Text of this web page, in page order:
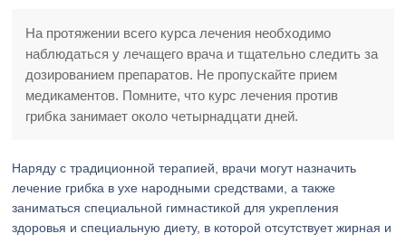
На протяжении всего курса лечения необходимо
наблюдаться у лечащего врача и тщательно следить за
дозированием препаратов. Не пропускайте прием
медикаментов. Помните, что курс лечения против
грибка занимает около четырнадцати дней.
Наряду с традиционной терапией, врачи могут назначить
лечение грибка в ухе народными средствами, а также
заниматься специальной гимнастикой для укрепления
здоровья и специальную диету, в которой отсутствует жирная и